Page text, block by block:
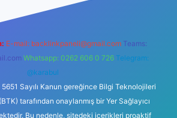
E-mail: backlinkpaneli@gmail.com Teams:
Whatsapp: 0262 606 0 726 Telegram:
@karabul
Sayılı Kanun gereğince Bilgi Teknolojileri
tarafından onaylanmış bir Yer Sağlayıcı
Bu nedenle, sitedeki içerikleri proaktif